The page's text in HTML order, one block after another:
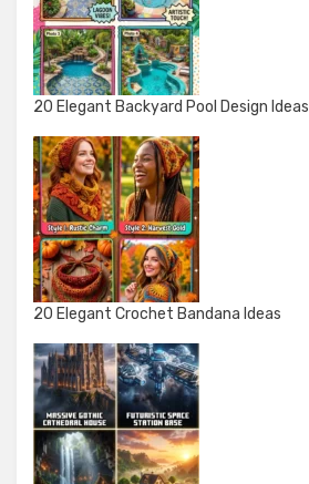
20 Elegant Backyard Pool Design Ideas
20 Elegant Crochet Bandana Ideas